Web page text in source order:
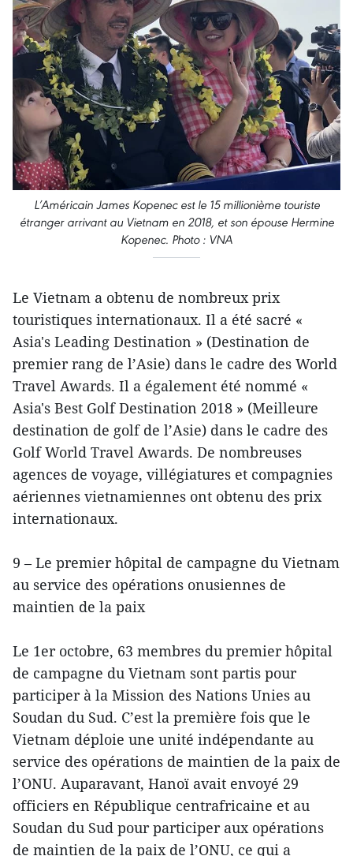
L’Américain James Kopenec est le 15 millionième touriste
étranger arrivant au Vietnam en 2018, et son épouse Hermine
Kopenec. Photo : VNA
Le Vietnam a obtenu de nombreux prix
touristiques internationaux. Il a été sacré «
Asia's Leading Destination » (Destination de
premier rang de l’Asie) dans le cadre des World
Travel Awards. Il a également été nommé «
Asia's Best Golf Destination 2018 » (Meilleure
destination de golf de l’Asie) dans le cadre des
Golf World Travel Awards. De nombreuses
agences de voyage, villégiatures et compagnies
aériennes vietnamiennes ont obtenu des prix
internationaux.
9 – Le premier hôpital de campagne du Vietnam
au service des opérations onusiennes de
maintien de la paix
Le 1er octobre, 63 membres du premier hôpital
de campagne du Vietnam sont partis pour
participer à la Mission des Nations Unies au
Soudan du Sud. C’est la première fois que le
Vietnam déploie une unité indépendante au
service des opérations de maintien de la paix de
l’ONU. Auparavant, Hanoï avait envoyé 29
officiers en République centrafricaine et au
Soudan du Sud pour participer aux opérations
de maintien de la paix de l’ONU, ce qui a